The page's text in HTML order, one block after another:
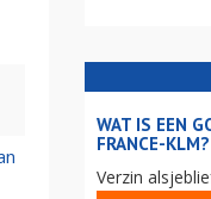
WAT IS EEN
FRANCE-KLM?
Verzin